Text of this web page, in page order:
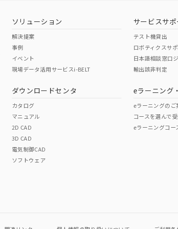
が混在する可能性があります。
い。
（日本
（アメリカ
この製品の規格認証/適合
その他の認証はこちらのページからご
ソリューション
解決提案
事例
イベント
現場データ活用サービスi-BELT
ダウンロードセンタ
カタログ
マニュアル
2D CAD
3D CAD
電気制御CAD
ソフトウェア
サービスサポ
テスト機貸出
ロボティクスサ
日本語相談窓口
輸出該非判定
eラーニング
eラーニングのご
コースを選んで
eラーニングコー